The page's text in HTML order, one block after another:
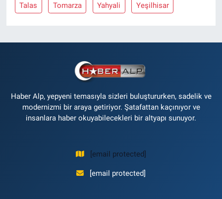
Talas Tomarza Yahyali Yeşilhisar
Haber Alp, yepyeni temasıyla sizleri buluştururken, sadelik ve
modernizmi bir araya getiriyor. Şatafattan kaçınıyor ve
insanlara haber okuyabilecekleri bir altyapı sunuyor.
[email protected]
[email protected]